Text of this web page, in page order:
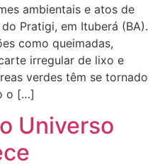
ambientais e atos de
Pratigi, em Ituberá (BA).
como queimadas,
irregular de lixo e
verdes têm se tornado
o […]
Universo